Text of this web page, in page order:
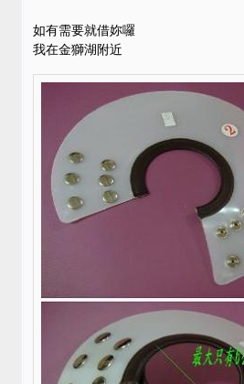
如有需要就借妳囉
我在金獅湖附近